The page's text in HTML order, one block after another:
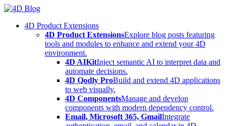
Skip
content4D Product Extensions
4D Product ExtensionsExplore blog posts featuring
tools and modules to enhance and extend your 4D
environment.
4D AIKitInject semantic AI to interpret data and
automate decisions.
4D Qodly ProBuild and extend 4D applications
to web visually.
4D ComponentsManage and develop
components with modern dependency control.
Email, Microsoft 365, GmailIntegrate